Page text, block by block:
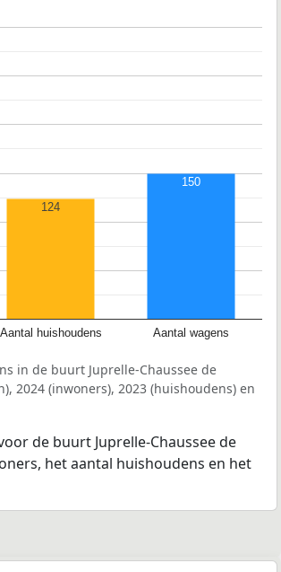
Aantal huishoudens Aantal wagens
124
150
in de buurt Juprelle-Chaussee de
2024 (inwoners), 2023 (huishoudens) en
de buurt Juprelle-Chaussee de
het aantal huishoudens en het